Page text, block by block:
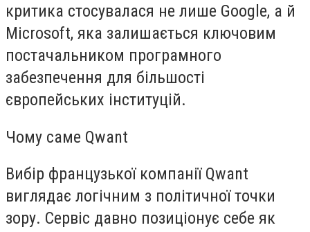
критика стосувалася не лише Google, а й
Microsoft, яка залишається ключовим
постачальником програмного
забезпечення для більшості
європейських інституцій.
Чому саме Qwant
Вибір французької компанії Qwant
виглядає логічним з політичної точки
зору. Сервіс давно позиціонує себе як